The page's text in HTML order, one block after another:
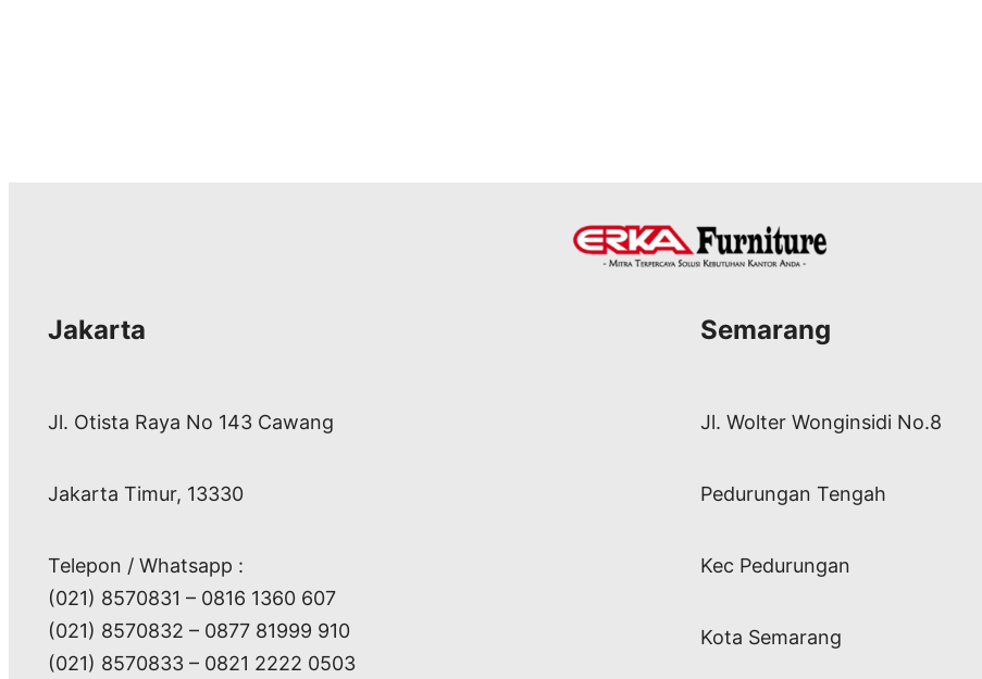
Jakarta
Jl. Otista Raya No 143 Cawang
Jakarta Timur, 13330
Telepon / Whatsapp :
(021) 8570831 – 0816 1360 607
(021) 8570832 – 0877 81999 910
(021) 8570833 – 0821 2222 0503
Semarang
Jl. Wolter Wonginsidi No.8
Pedurungan Tengah
Kec Pedurungan
Kota Semarang